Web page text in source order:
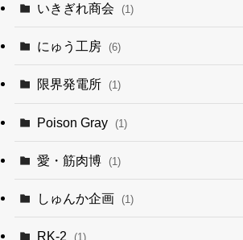
いきぎれ商会 (1)
にゅう工房 (6)
限界発電所 (1)
Poison Gray (1)
愛・筋肉博 (1)
しゅんか企画 (1)
RK-2 (1)